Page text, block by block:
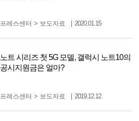
프레스센터 > 보도자료 2020.01.15
노트 시리즈 첫 5G 모델, 갤럭시 노트10의
공시지원금은 얼마?
프레스센터 > 보도자료 2019.12.12